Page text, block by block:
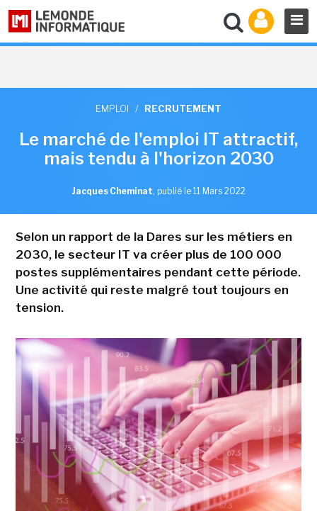
EMPLOI / RECRUTEMENT
Le marché de l'emploi IT attractif,
mais tendu à l'horizon 2030
Jacques Cheminat, publié le 11 Mars 2022
Selon un rapport de la Dares sur les métiers en
2030, le secteur IT va créer plus de 100 000
postes supplémentaires pendant cette période.
Une activité qui reste malgré tout toujours en
tension.